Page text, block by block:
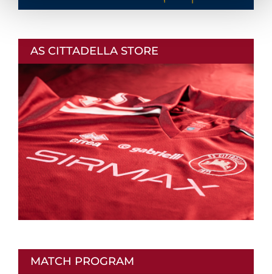
AS CITTADELLA STORE
MATCH PROGRAM